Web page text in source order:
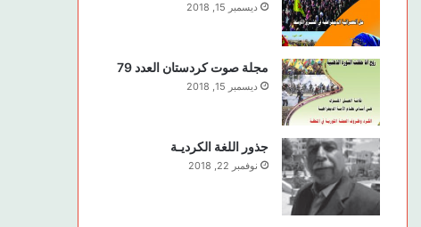
ديسمبر 15, 2018
مجلة صوت كردستان العدد 79
ديسمبر 15, 2018
جذور اللغة الكرديـة
نوفمبر 22, 2018